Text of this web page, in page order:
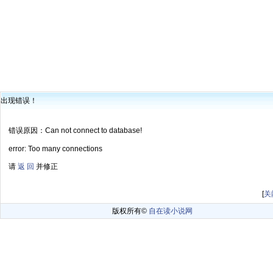
出现错误！
错误原因：Can not connect to database!
error: Too many connections
请 返 回 并修正
[关
版权所有© 自在读小说网